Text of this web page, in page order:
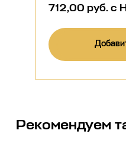
712,00 руб. с
Рекомендуем